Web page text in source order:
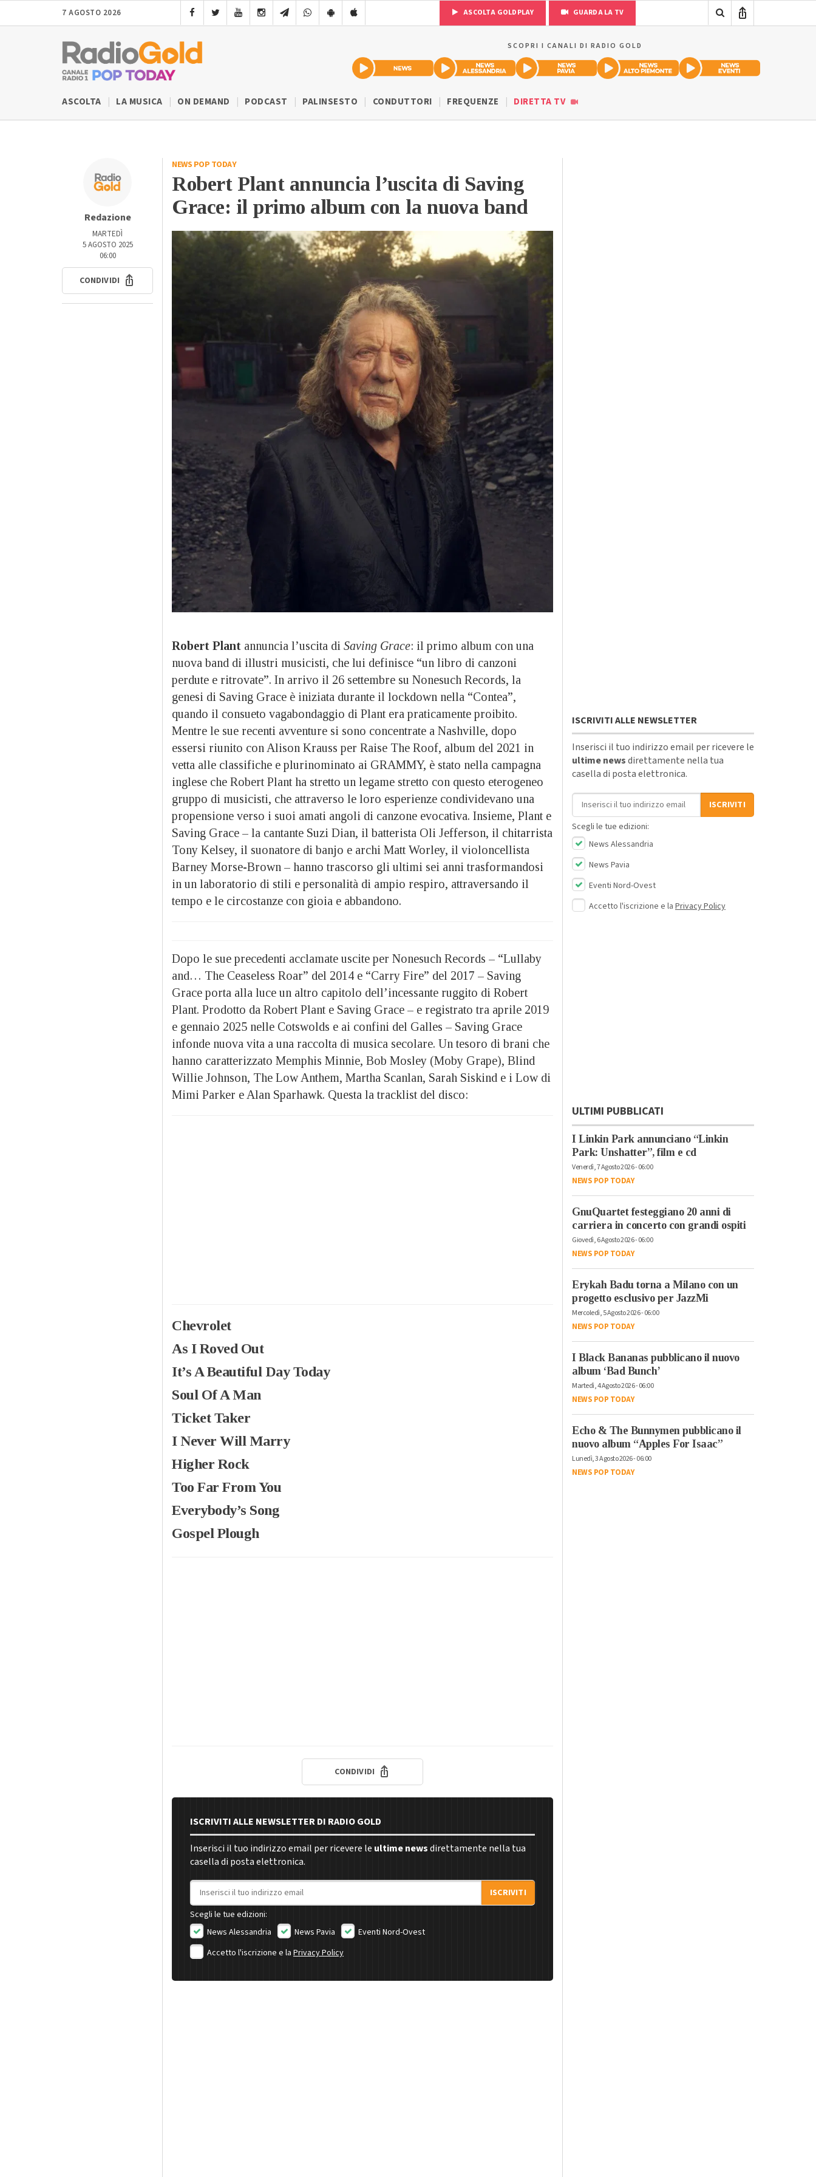
7 AGOSTO 2026 ASCOLTA GOLDPLAY GUARDA LA TV
SCOPRI I CANALI DI RADIO GOLD
ASCOLTA LA MUSICA ON DEMAND PODCAST PALINSESTO CONDUTTORI FREQUENZE DIRETTA TV
Redazione
MARTEDÌ
5 AGOSTO 2025
06:00
CONDIVIDI
NEWS POP TODAY
Robert Plant annuncia l’uscita di Saving
Grace: il primo album con la nuova band
Robert Plant annuncia l’uscita di Saving Grace: il primo album con una
nuova band di illustri musicisti, che lui definisce “un libro di canzoni
perdute e ritrovate”. In arrivo il 26 settembre su Nonesuch Records, la
genesi di Saving Grace è iniziata durante il lockdown nella “Contea”,
quando il consueto vagabondaggio di Plant era praticamente proibito.
Mentre le sue recenti avventure si sono concentrate a Nashville, dopo
essersi riunito con Alison Krauss per Raise The Roof, album del 2021 in
vetta alle classifiche e plurinominato ai GRAMMY, è stato nella campagna
inglese che Robert Plant ha stretto un legame stretto con questo eterogeneo
gruppo di musicisti, che attraverso le loro esperienze condividevano una
propensione verso i suoi amati angoli di canzone evocativa. Insieme, Plant e
Saving Grace – la cantante Suzi Dian, il batterista Oli Jefferson, il chitarrista
Tony Kelsey, il suonatore di banjo e archi Matt Worley, il violoncellista
Barney Morse-Brown – hanno trascorso gli ultimi sei anni trasformandosi
in un laboratorio di stili e personalità di ampio respiro, attraversando il
tempo e le circostanze con gioia e abbandono.
Dopo le sue precedenti acclamate uscite per Nonesuch Records – “Lullaby
and… The Ceaseless Roar” del 2014 e “Carry Fire” del 2017 – Saving
Grace porta alla luce un altro capitolo dell’incessante ruggito di Robert
Plant. Prodotto da Robert Plant e Saving Grace – e registrato tra aprile 2019
e gennaio 2025 nelle Cotswolds e ai confini del Galles – Saving Grace
infonde nuova vita a una raccolta di musica secolare. Un tesoro di brani che
hanno caratterizzato Memphis Minnie, Bob Mosley (Moby Grape), Blind
Willie Johnson, The Low Anthem, Martha Scanlan, Sarah Siskind e i Low di
Mimi Parker e Alan Sparhawk. Questa la tracklist del disco:
Chevrolet
As I Roved Out
It’s A Beautiful Day Today
Soul Of A Man
Ticket Taker
I Never Will Marry
Higher Rock
Too Far From You
Everybody’s Song
Gospel Plough
CONDIVIDI
ISCRIVITI ALLE NEWSLETTER DI RADIO GOLD
Inserisci il tuo indirizzo email per ricevere le ultime newsdirettamente nella tua
casella di posta elettronica.
Indirizzo email
ISCRIVITI
Scegli le tue edizioni:
News Alessandria
News Pavia
Eventi Nord-Ovest
Accetto l'iscrizione e la Privacy Policy
ISCRIVITI ALLE NEWSLETTER
Inserisci il tuo indirizzo email per ricevere le
ultime newsdirettamente nella tua
casella di posta elettronica.
Indirizzo email
ISCRIVITI
Scegli le tue edizioni:
News Alessandria
News Pavia
Eventi Nord-Ovest
Accetto l'iscrizione e la Privacy Policy
ULTIMI PUBBLICATI
I Linkin Park annunciano “Linkin
Park: Unshatter”, film e cd
Venerdì, 7 Agosto 2026 - 06:00
NEWS POP TODAY
GnuQuartet festeggiano 20 anni di
carriera in concerto con grandi ospiti
Giovedì, 6 Agosto 2026 - 06:00
NEWS POP TODAY
Erykah Badu torna a Milano con un
progetto esclusivo per JazzMi
Mercoledì, 5 Agosto 2026 - 06:00
NEWS POP TODAY
I Black Bananas pubblicano il nuovo
album ‘Bad Bunch’
Martedì, 4 Agosto 2026 - 06:00
NEWS POP TODAY
Echo & The Bunnymen pubblicano il
nuovo album “Apples For Isaac”
Lunedì, 3 Agosto 2026 - 06:00
NEWS POP TODAY